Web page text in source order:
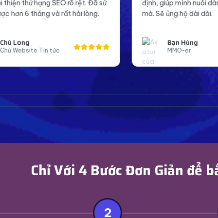
định, giúp mình nuôi dàn tài khoản mượt
mà. Sẽ ủng hộ dài dài.
Bạn Hùng
MMO-er
Chỉ Với 4 Bước Đơn Giản để
2